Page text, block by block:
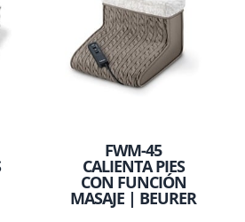
FWM-45
CALIENTA PIES
CON FUNCIÓN
MASAJE | BEURER